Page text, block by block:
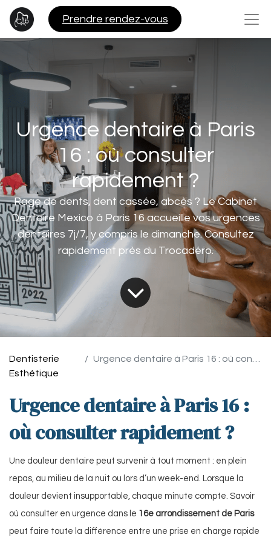
Pre​​ndre rendez-vous
Urgence dentaire à Paris
16 : où consulter
rapidement ?
Rage de dents, dent cassée, abcès ? Le Cabinet
Dentaire Mexico à Paris 16 accueille vos urgences
dentaires 7j/7, y compris le dimanche. Consultez
rapidement près du Trocadéro.
Dentisterie
Esthétique
Urgence dentaire à Paris 16 : où consulter rapidement ?
Urgence dentaire à Paris 16 :
où consulter rapidement ?
Une douleur dentaire peut survenir à tout moment : en plein
repas, au milieu de la nuit ou lors d’un week-end. Lorsque la
douleur devient insupportable, chaque minute compte. Savoir
où consulter en urgence dans le 16e arrondissement de Paris
peut faire toute la différence entre une prise en charge rapide